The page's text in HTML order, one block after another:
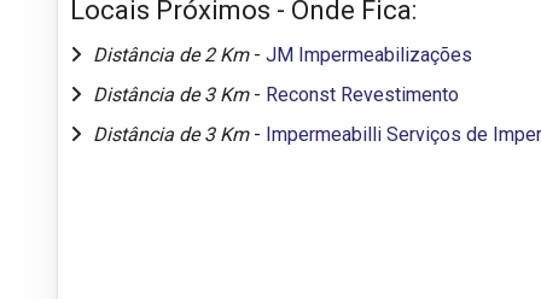
Locais Próximos - Onde Fica:
Distância de 2 Km - JM Impermeabilizações
Distância de 3 Km - Reconst Revestimento
Distância de 3 Km - Impermeabilli Serviços de